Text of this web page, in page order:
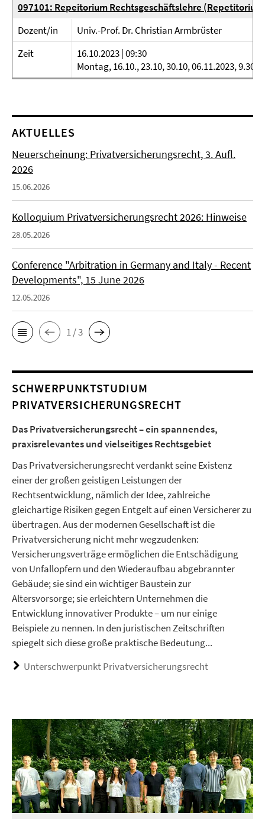
097101: Repeitorium Rechtsgeschäftslehre
Dozent/in
Univ.-Prof. Dr. Christian Armbrüster
Zeit
16.10.2023 | 09:30
Montag, 16.10., 23.10, 30.10, 06.11.2023, 9.30 -
AKTUELLES
Neuerscheinung: Privatversicherungsrecht, 3. Aufl.
2026
15.06.2026
Kolloquium Privatversicherungsrecht 2026: Hinweise
28.05.2026
Conference "Arbitration in Germany and Italy - Recent
Developments", 15 June 2026
12.05.2026
1 / 3
SCHWERPUNKTSTUDIUM
PRIVATVERSICHERUNGSRECHT
Das Privatversicherungsrecht – ein spannendes,
praxisrelevantes und vielseitiges Rechtsgebiet
Das Privatversicherungsrecht verdankt seine Existenz
einer der großen geistigen Leistungen der
Rechtsentwicklung, nämlich der Idee, zahlreiche
gleichartige Risiken gegen Entgelt auf einen Versicherer zu
übertragen. Aus der modernen Gesellschaft ist die
Privatversicherung nicht mehr wegzudenken:
Versicherungsverträge ermöglichen die Entschädigung
von Unfallopfern und den Wiederaufbau abgebrannter
Gebäude; sie sind ein wichtiger Baustein zur
Altersvorsorge; sie erleichtern Unternehmen die
Entwicklung innovativer Produkte – um nur einige
Beispiele zu nennen. In den juristischen Zeitschriften
spiegelt sich diese große praktische Bedeutung...
Unterschwerpunkt Privatversicherungsrecht